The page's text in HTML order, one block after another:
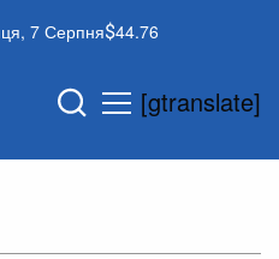
7 Серпня 44.76
[gtranslate]